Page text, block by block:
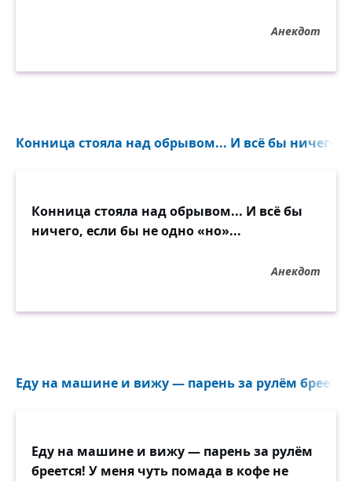
Анекдот
Конница стояла над обрывом... И всё бы ничего,
Конница стояла над обрывом... И всё бы
ничего, если бы не одно «но»...
Анекдот
Еду на машине и вижу — парень за рулём
Еду на машине и вижу — парень за рулём
бреется! У меня чуть помада в кофе не